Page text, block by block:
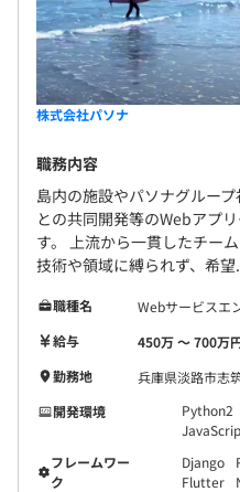
株式会社パソナ
職務内容
島内の施設やパソナグルー
との共同開発等のWebアプ
す。 上流から一貫したチー
技術や領域に縛られず、希望
職種名
Webサービスエ
給与
450万 〜 700万
勤務地
兵庫県淡路市志
開発環境
Python2
フレームワー
ク
Django
Flutter